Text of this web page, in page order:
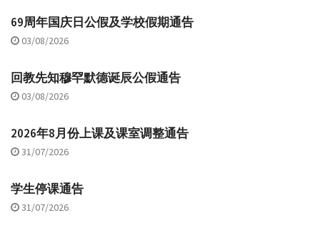
69周年国庆日公假及学校假期通告
03/08/2026
回教先知穆罕默德诞辰公假通告
03/08/2026
2026年8月份上课及课室调整通告
31/07/2026
学生停课通告
31/07/2026